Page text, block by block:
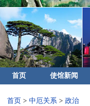
首页 使馆新闻
首页 > 中厄关系 > 政治